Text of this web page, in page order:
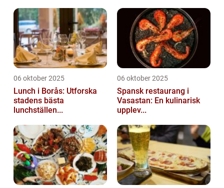
06 oktober 2025
Lunch i Borås: Utforska
stadens bästa
lunchställen...
06 oktober 2025
Spansk restaurang i
Vasastan: En kulinarisk
upplev...